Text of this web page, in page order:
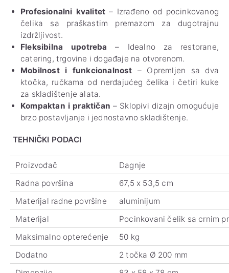
Profesionalni kvalitet – Izrađeno od pocinkovanog
čelika sa praškastim premazom za dugotrajnu
izdržljivost.
Fleksibilna upotreba – Idealno za restorane,
catering, trgovine i događaje na otvorenom.
Mobilnost i funkcionalnost – Opremljen sa dva
ktočka, ručkama od nerđajućeg čelika i četiri kuke
za skladištenje alata.
Kompaktan i praktičan – Sklopivi dizajn omogućuje
brzo postavljanje i jednostavno skladištenje.
TEHNIČKI PODACI
Proizvođač
Dagnje
Radna površina
67,5 x 53,5 cm
Materijal radne površine
aluminijum
Materijal
Pocinkovani čelik sa crnim
Maksimalno opterećenje
50 kg
Dodatno
2 točka Ø 200 mm